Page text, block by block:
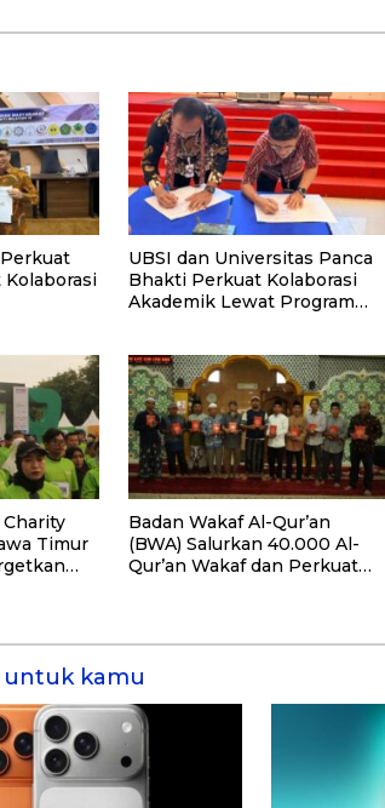
UBSI dan Universitas Panca
Bhakti Perkuat Kolaborasi
Akademik Lewat Program
Timur
Badan Wakaf Al-Qur’an
(BWA) Salurkan 40.000 Al-
Qur’an Wakaf dan Perkuat
untuk kamu